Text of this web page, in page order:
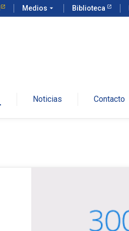
Medios arrow_drop_down Biblioteca
Noticias Contacto